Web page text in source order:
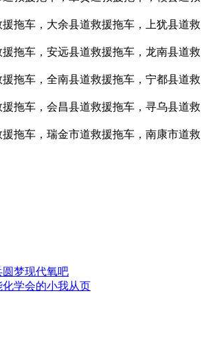
拖车，大余县道救援拖车，上犹县道救
拖车，安远县道救援拖车，龙南县道救
拖车，全南县道救援拖车，宁都县道救
拖车，会昌县道救援拖车，寻乌县道救
拖车，瑞金市道救援拖车，南康市道救
梦现代氧吧
学会的小我从页